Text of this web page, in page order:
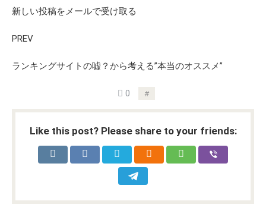
新しい投稿をメールで受け取る
PREV
ランキングサイトの嘘？から考える”本当のオススメ”
0
Like this post? Please share to your friends: